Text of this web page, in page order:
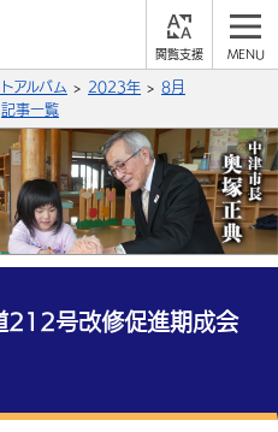
支
色
青 白
大きさ
準 縮小
YouTube
保険・年金
アルバム 2023年
8月
記事一覧
212号改修促進期成会